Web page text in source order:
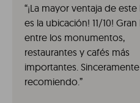
“¡La mayor ventaja de este
es la ubicación! 11/10!
entre los monumentos,
restaurantes y cafés más
importantes.
recomiendo.”